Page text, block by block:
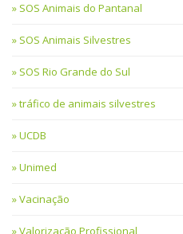
SOS Animais do Pantanal
SOS Animais Silvestres
SOS Rio Grande do Sul
tráfico de animais silvestres
UCDB
Unimed
Vacinação
Valorização Profissional